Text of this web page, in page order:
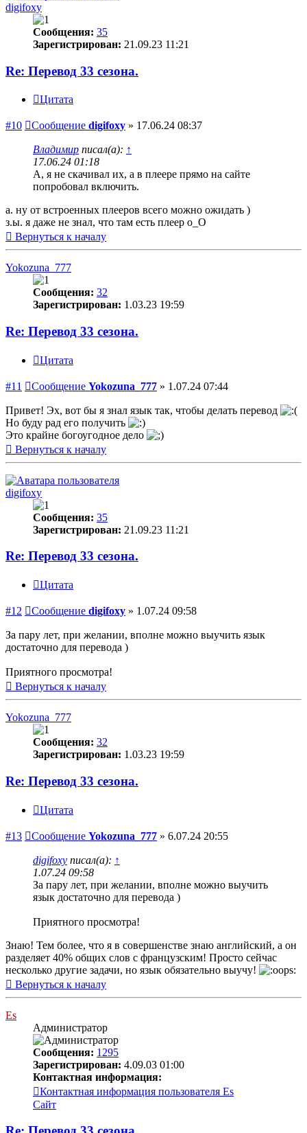
digifoxy
Сообщения: 35
Зарегистрирован: 21.09.23 11:21
Re: Перевод 33 сезона.
Цитата
#10 Сообщение digifoxy » 17.06.24 08:37
Владимир писал(а): ↑
17.06.24 01:18
А, я не скачивал их, а в плеере прямо на сайте
попробовал включить.
а. ну от встроенных плееров всего можно ожидать )
з.ы. я даже не знал, что там есть плеер о_О
Вернуться к началу
Yokozuna_777
Сообщения: 32
Зарегистрирован: 1.03.23 19:59
Re: Перевод 33 сезона.
Цитата
#11 Сообщение Yokozuna_777 » 1.07.24 07:44
Привет! Эх, вот бы я знал язык так, чтобы делать перевод
Но буду рад его получить
Это крайне богоугодное дело
Вернуться к началу
digifoxy
Сообщения: 35
Зарегистрирован: 21.09.23 11:21
Re: Перевод 33 сезона.
Цитата
#12 Сообщение digifoxy » 1.07.24 09:58
За пару лет, при желании, вполне можно выучить язык
достаточно для перевода )
Приятного просмотра!
Вернуться к началу
Yokozuna_777
Сообщения: 32
Зарегистрирован: 1.03.23 19:59
Re: Перевод 33 сезона.
Цитата
#13 Сообщение Yokozuna_777 » 6.07.24 20:55
digifoxy писал(а): ↑
1.07.24 09:58
За пару лет, при желании, вполне можно выучить
язык достаточно для перевода )
Приятного просмотра!
Знаю! Тем более, что я в совершенстве знаю английский, а он
разделяет 40% общих слов с французским! Просто сейчас
несколько другие задачи, но язык обязательно выучу!
Вернуться к началу
Es
Администратор
Сообщения: 1295
Зарегистрирован: 4.09.03 01:00
Контактная информация:
Контактная информация пользователя Es
Сайт